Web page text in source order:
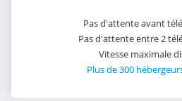
Pas d'attente avant
Pas d'attente entre 2
Vitesse maximale
Plus de 300